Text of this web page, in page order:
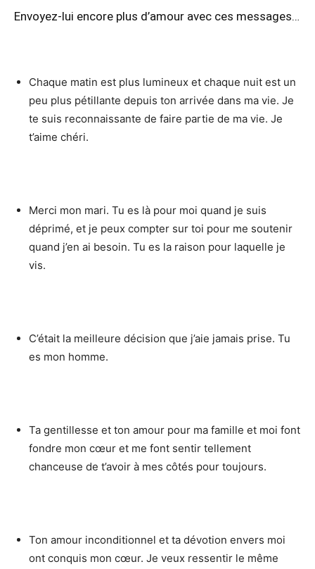
Envoyez-lui encore plus d’amour avec ces messages…
Chaque matin est plus lumineux et chaque nuit est un
peu plus pétillante depuis ton arrivée dans ma vie. Je
te suis reconnaissante de faire partie de ma vie. Je
t’aime chéri.
Merci mon mari. Tu es là pour moi quand je suis
déprimé, et je peux compter sur toi pour me soutenir
quand j’en ai besoin. Tu es la raison pour laquelle je
vis.
C’était la meilleure décision que j’aie jamais prise. Tu
es mon homme.
Ta gentillesse et ton amour pour ma famille et moi font
fondre mon cœur et me font sentir tellement
chanceuse de t’avoir à mes côtés pour toujours.
Ton amour inconditionnel et ta dévotion envers moi
ont conquis mon cœur. Je veux ressentir le même